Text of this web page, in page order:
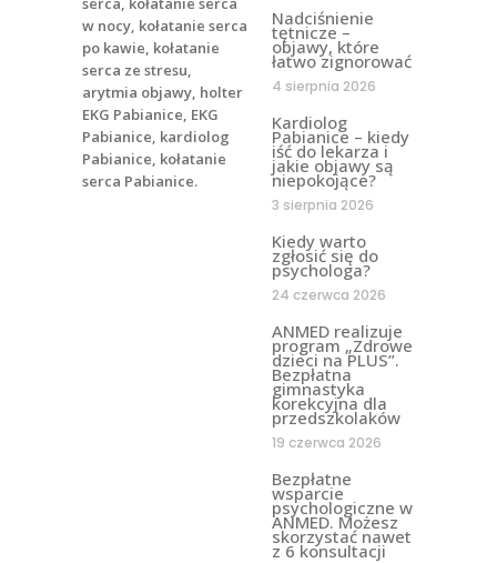
Nadciśnienie
tętnicze –
objawy, które
łatwo zignorować
4 sierpnia 2026
Kardiolog
Pabianice – kiedy
iść do lekarza i
jakie objawy są
niepokojące?
3 sierpnia 2026
Kiedy warto
zgłosić się do
psychologa?
24 czerwca 2026
ANMED realizuje
program „Zdrowe
dzieci na PLUS”.
Bezpłatna
gimnastyka
korekcyjna dla
przedszkolaków
19 czerwca 2026
Bezpłatne
wsparcie
psychologiczne w
ANMED. Możesz
skorzystać nawet
z 6 konsultacji